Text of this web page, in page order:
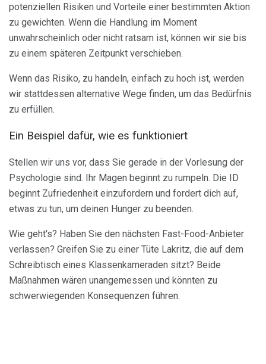
potenziellen Risiken und Vorteile einer bestimmten Aktion
zu gewichten. Wenn die Handlung im Moment
unwahrscheinlich oder nicht ratsam ist, können wir sie bis
zu einem späteren Zeitpunkt verschieben.
Wenn das Risiko, zu handeln, einfach zu hoch ist, werden
wir stattdessen alternative Wege finden, um das Bedürfnis
zu erfüllen.
Ein Beispiel dafür, wie es funktioniert
Stellen wir uns vor, dass Sie gerade in der Vorlesung der
Psychologie sind. Ihr Magen beginnt zu rumpeln. Die ID
beginnt Zufriedenheit einzufordern und fordert dich auf,
etwas zu tun, um deinen Hunger zu beenden.
Wie geht's? Haben Sie den nächsten Fast-Food-Anbieter
verlassen? Greifen Sie zu einer Tüte Lakritz, die auf dem
Schreibtisch eines Klassenkameraden sitzt? Beide
Maßnahmen wären unangemessen und könnten zu
schwerwiegenden Konsequenzen führen.